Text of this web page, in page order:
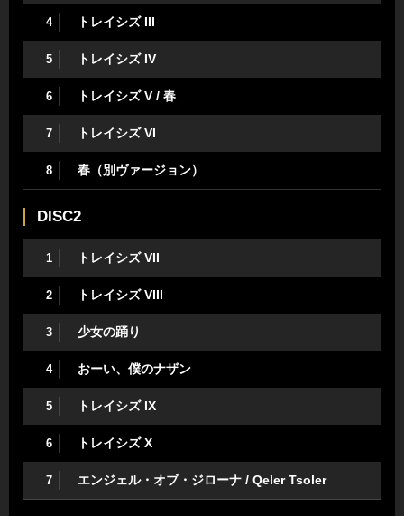
4 トレイシズ III
5 トレイシズ IV
6 トレイシズ V / 春
7 トレイシズ VI
8 春（別ヴァージョン）
DISC2
1 トレイシズ VII
2 トレイシズ VIII
3 少女の踊り
4 おーい、僕のナザン
5 トレイシズ IX
6 トレイシズ X
7 エンジェル・オブ・ジローナ / Qeler Tsoler